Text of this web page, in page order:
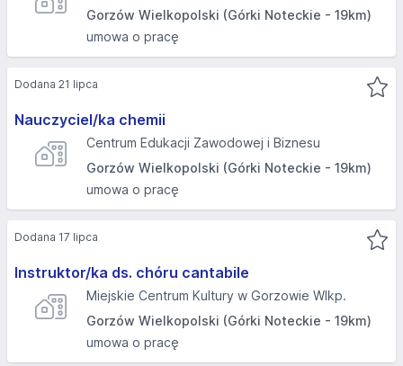
Gorzów Wielkopolski (Górki Noteckie - 19km)
umowa o pracę
Nauczyciel/ka chemii
Centrum Edukacji Zawodowej i Biznesu
Gorzów Wielkopolski (Górki Noteckie - 19km)
umowa o pracę
Dodana 21 lipca
Instruktor/ka ds. chóru cantabile
Miejskie Centrum Kultury w Gorzowie Wlkp.
Gorzów Wielkopolski (Górki Noteckie - 19km)
umowa o pracę
Dodana 17 lipca